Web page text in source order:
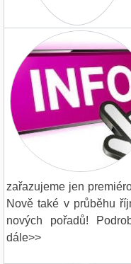
zařazujeme jen
Nově také v průběhu
nových pořadů!
dále>>